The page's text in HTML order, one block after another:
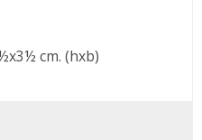
cm. (hxb)